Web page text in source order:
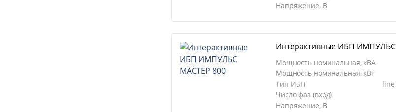
Напряжение, В
Интерактивные ИБП
Мощность номинальная, кВА
Мощность номинальная, кВт
Тип ИБП
Число фаз (вход)
Напряжение, В